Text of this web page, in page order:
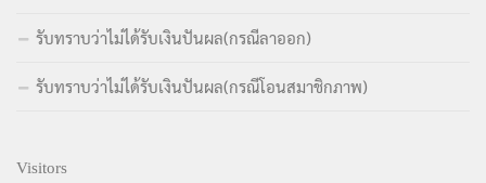
รับทราบว่าไม่ได้รับเงินปันผล(กรณีลาออก)
รับทราบว่าไม่ได้รับเงินปันผล(กรณีโอนสมาชิกภาพ)
Visitors